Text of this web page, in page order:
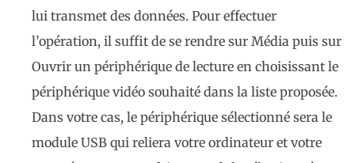
lui transmet des données. Pour effectuer
l’opération, il suffit de se rendre sur Média puis sur
Ouvrir un périphérique de lecture en choisissant le
périphérique vidéo souhaité dans la liste proposée.
Dans votre cas, le périphérique sélectionné sera le
module USB qui reliera votre ordinateur et votre